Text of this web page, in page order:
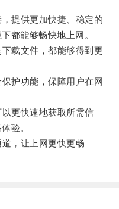
提供更加快捷、稳定的
都能够畅快地上网。
载文件，都能够得到更
护功能，保障用户在网
更快速地获取所需信
验。
，让上网更快更畅